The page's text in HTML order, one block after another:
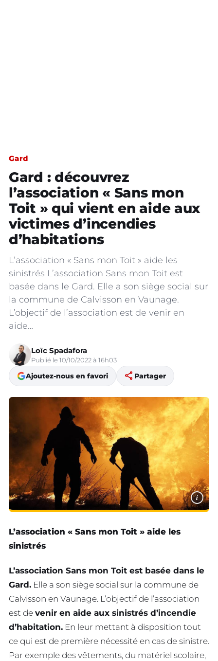
Gard
Gard : découvrez
l’association « Sans mon
Toit » qui vient en aide aux
victimes d’incendies
d’habitations
L’association « Sans mon Toit » aide les
sinistrés L’association Sans mon Toit est
basée dans le Gard. Elle a son siège social sur
la commune de Calvisson en Vaunage.
L’objectif de l’association est de venir en
aide…
Loïc Spadafora
Publié le 10/10/2022 à 16h03
Ajoutez-nous en favori share Partager
i
L’association « Sans mon Toit » aide les
sinistrés
L’association Sans mon Toit est basée dans le
Gard. Elle a son siège social sur la commune de
Calvisson en Vaunage. L’objectif de l’association
est de venir en aide aux sinistrés d’incendie
d’habitation. En leur mettant à disposition tout
ce qui est de première nécessité en cas de sinistre.
Par exemple des vêtements, du matériel scolaire,